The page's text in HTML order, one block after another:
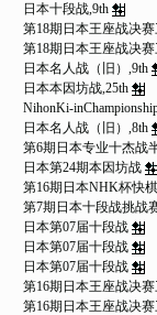
日本十段战,9th
第18期日本王座战决
第18期日本王座战决
日本名人战（旧）,9th
日本本因坊战,25th
NihonKi-
日本名人战（旧）,8th
第6期日本专业十杰战
日本第24期本因坊战
第16期日本NHK杯快
第7期日本十段战挑战
日本第07届十段战
日本第07届十段战
日本第07届十段战
第16期日本王座战决
第16期日本王座战决